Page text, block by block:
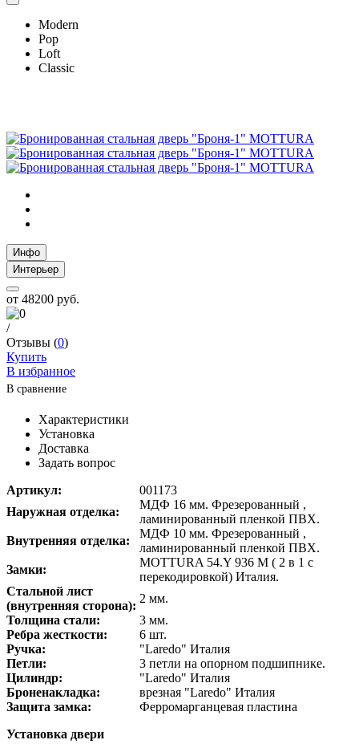
Modern
Pop
Loft
Classic
Инфо
Интерьер
от 48200 руб.
/
Отзывы (0)
Купить
В избранное
В сравнение
Характеристики
Установка
Доставка
Задать вопрос
Артикул:
001173
Наружная отделка:
МДФ 16 мм. Фрезерованный ,
ламинированный пленкой ПВХ.
Внутренняя отделка:
МДФ 10 мм. Фрезерованный ,
ламинированный пленкой ПВХ.
Замки:
MOTTURA 54.Y 936 M ( 2 в 1 с
перекодировкой) Италия.
Стальной лист
(внутренняя сторона):
2 мм.
Толщина стали:
3 мм.
Ребра жесткости:
6 шт.
Ручка:
"Laredo" Италия
Петли:
3 петли на опорном подшипнике.
Цилиндр:
"Laredo" Италия
Броненакладка:
врезная "Laredo" Италия
Защита замка:
Ферромарганцевая пластина
Установка двери